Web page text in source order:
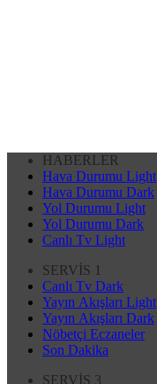
HABERLER
Hava Durumu Light
Hava Durumu Dark
Yol Durumu Light
Yol Durumu Dark
Canlı Tv Light
SERVİS 1
Canlı Tv Dark
Yayın Akışları Light
Yayın Akışları Dark
Nöbetçi Eczaneler
Son Dakika
SERVİS 3